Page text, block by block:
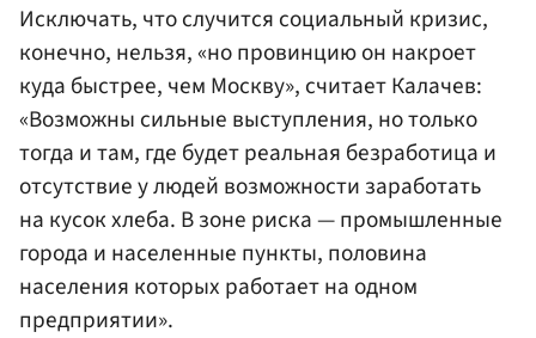
Исключать, что случится социальный кризис,
конечно, нельзя, «но провинцию он накроет
куда быстрее, чем Москву», считает Калачев:
«Возможны сильные выступления, но только
тогда и там, где будет реальная безработица и
отсутствие у людей возможности заработать
на кусок хлеба. В зоне риска — промышленные
города и населенные пункты, половина
населения которых работает на одном
предприятии».